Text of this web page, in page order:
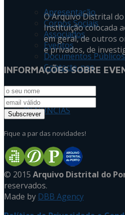
Apresentação
Corpos Sociais
Associados
Eventos
Documentos
Contacte-nos
DENÚNCIAS
O Arquivo Distrital
Instituição colocada
em geral, de outros
e privados, de
INFORMAÇÕES SOBRE
Fique a par das novidades!
© 2015 Arquivo Distrital do
reservados.
Made by DBB Agency